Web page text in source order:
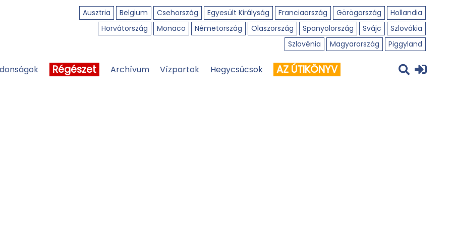
Ausztria Belgium Csehország Egyesült Királyság Franciaország Görögország
Hollandia
Horvátország
Monaco Németország Olaszország Spanyolország Svájc
Szlovákia
Szlovénia
Magyarország Piggyland
Régészet Archívum Vízpartok Hegycsúcsok AZ ÚTIKÖNYV